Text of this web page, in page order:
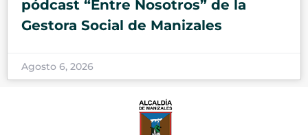
pódcast “Entre Nosotros” de la
Gestora Social de Manizales
Agosto 6, 2026